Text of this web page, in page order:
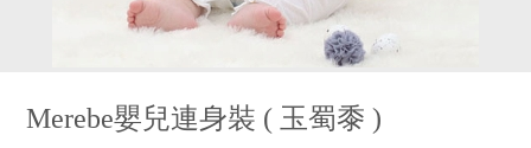
客服專區
Merebe嬰兒連身裝 ( 玉蜀黍 )